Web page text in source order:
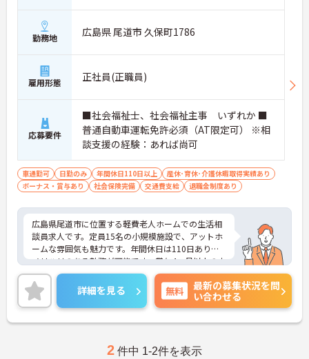
勤務地 広島県 尾道市 久保町1786
雇用形態 正社員(正職員)
応募要件
■社会福祉士、社会福祉主事 いずれか ■
普通自動車運転免許必須（AT限定可） ※相
談支援の経験：あれば尚可
車通勤可 日勤のみ 年間休日110日以上
産休･育休･介護休暇取得実績あり
ボーナス・賞与あり
社会保険完備 交通費支給 退職金制度あり
広島県尾道市に位置する軽費老人ホームでの生活相
談員求人です。定員15名の小規模施設で、アットホ
ームな雰囲気も魅力です。年間休日は110日あり、
メリハリのある勤務が可能です。賞与4ヶ月以上の支
給実績もありモチベーションにもつながります。ご
興味のある方には、面接対策ポイントなど、さらに
詳細をお話しいたしますのでお気軽にご相談くださ
い！
詳細を見る 無料
最新の募集状況を問
い合わせる
2 件中 1-2件を表示